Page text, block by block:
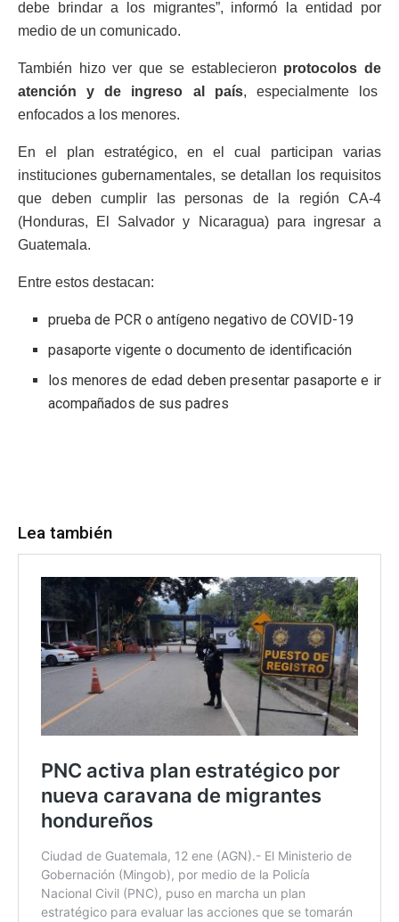
debe brindar a los migrantes”, informó la entidad por
medio de un comunicado.
También hizo ver que se establecieron protocolos de
atención y de ingreso al país, especialmente los
enfocados a los menores.
En el plan estratégico, en el cual participan varias
instituciones gubernamentales, se detallan los requisitos
que deben cumplir las personas de la región CA-4
(Honduras, El Salvador y Nicaragua) para ingresar a
Guatemala.
Entre estos destacan:
prueba de PCR o antígeno negativo de COVID-19
pasaporte vigente o documento de identificación
los menores de edad deben presentar pasaporte e ir
acompañados de sus padres
Lea también